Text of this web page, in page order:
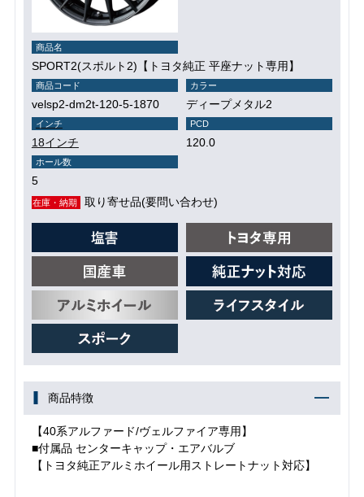
商品名
SPORT2(スポルト2)【トヨタ純正 平座ナット専用】
商品コード
velsp2-dm2t-120-5-1870
カラー
ディープメタル2
インチ
18インチ
PCD
120.0
ホール数
5
在庫・納期 取り寄せ品(要問い合わせ)
商品特徴
【40系アルファード/ヴェルファイア専用】
■付属品 センターキャップ・エアバルブ
【トヨタ純正アルミホイール用ストレートナット対応】